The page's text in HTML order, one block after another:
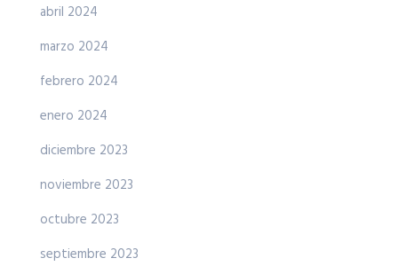
abril 2024
marzo 2024
febrero 2024
enero 2024
diciembre 2023
noviembre 2023
octubre 2023
septiembre 2023